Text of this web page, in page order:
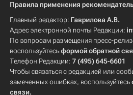
Правила применения
Главный редактор: Гаврилова А.В.
Адрес электронной почты Редакции:
По вопросам размещения пресс-
воспользуйтесьформой обратной
Телефон Редакции: 7 (495) 645-6601
Чтобы связаться с редакцией или
замеченных ошибках, воспользуйтесь
связи.